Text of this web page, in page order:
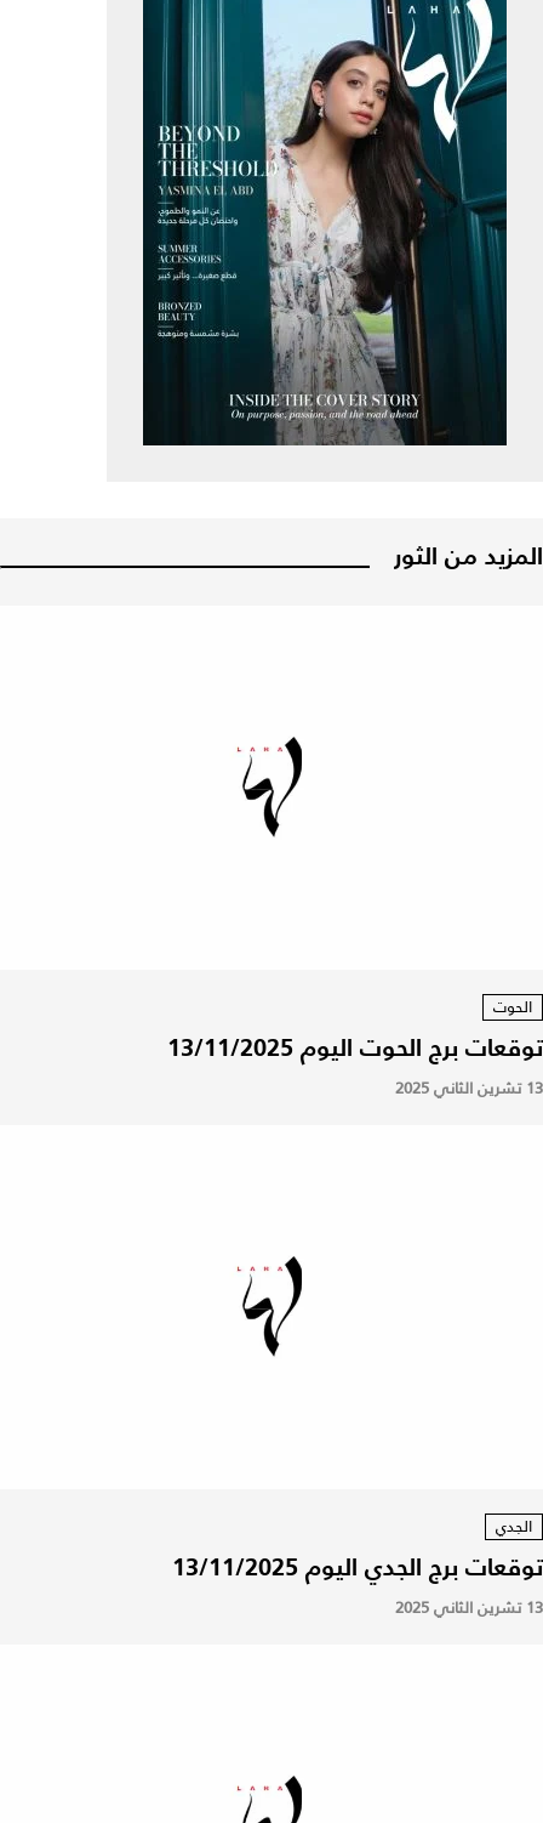
المزيد من الثور
الحوت
توقعات برج الحوت اليوم 13/11/2025
13 تشرين الثاني 2025
الجدي
توقعات برج الجدي اليوم 13/11/2025
13 تشرين الثاني 2025